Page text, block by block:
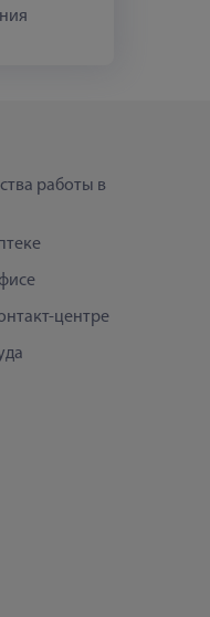
работы в
центре